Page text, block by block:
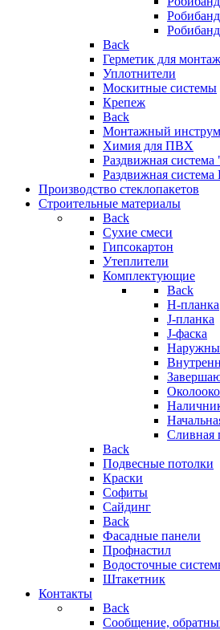
Back
Герметик для
Уплотнители
Москитные системы
Крепеж
Back
Монтажный
Химия для ПВХ
Раздвижная
Раздвижная
Производство стеклопакетов
Строительные материалы
Back
Сухие смеси
Гипсокартон
Утеплители
Комплектующие
Back
H-планка
J-планка
J-фаска
Сливная
Back
Подвесные потолки
Краски
Софиты
Сайдинг
Back
Фасадные панели
Профнастил
Водосточные
Штакетник
Контакты
Back
Сообщение,